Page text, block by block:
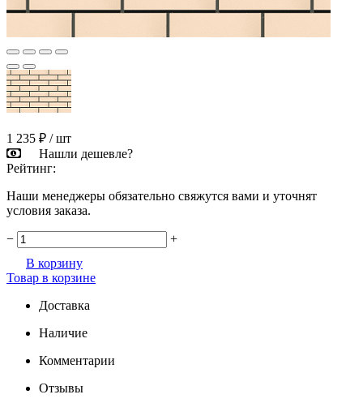
1 235 ₽ / шт
Нашли дешевле?
Рейтинг:
Наши менеджеры обязательно свяжутся вами и уточнят
условия заказа.
−
+
В корзину
Товар в корзине
Доставка
Наличие
Комментарии
Отзывы